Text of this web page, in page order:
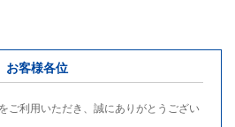
お客様各位
ご利用いただき、誠にありがとうござい